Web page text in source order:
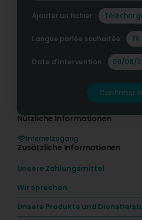
Ajouter un fichier :
Langue parlée souhaitée : FR
Date d'intervention :
Confirmer
Nützliche Informationen
Internetzugang
Zusätzliche Informationen
Unsere Zahlungsmittel
Wir sprechen
Unsere Produkte und